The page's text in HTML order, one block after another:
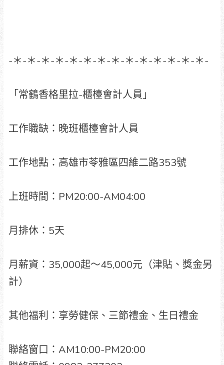
-＊-＊-＊-＊-＊-＊-＊-＊-＊-＊-＊-＊-＊-＊-
「常鶴香格里拉-櫃檯會計人員」
工作職缺：晚班櫃檯會計人員
工作地點：高雄市苓雅區四維二路353號
上班時間：PM20:00-AM04:00
月排休：5天
月薪資：35,000起～45,000元（津貼、獎金另
計）
其他福利：享勞健保、三節禮金、生日禮金
聯絡窗口：AM10:00-PM20:00